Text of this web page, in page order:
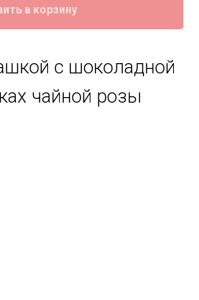
в корзину
с шоколадной
чайной розы